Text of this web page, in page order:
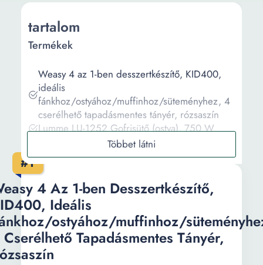
#1
4 Az 1-ben Desszertkészítő,
Ideális
ostyához/muffinhoz/
Tapadásmentes Tányér,
tartalom
Termékek
Weasy 4 az 1-ben desszertkészítő, KID400,
ideális
fánkhoz/ostyához/muffinhoz/süteményhez, 4
cserélhető tapadásmentes tányér, rózsaszín
Lumme LU-1252 Gofrisütő (ostya), 750 W
Lund gofrisütő, 1000 W, 2 ostya,
Tapadásmentes bevonat, Hőmérséklet
szabályozás, Fekete/Inox
Trebs 99263 tölcsér és ostya sütő
Trisa 734070 Ostya készítő, 1000W, 4db-os,
0.9m tápkábel, Fehér
Információ